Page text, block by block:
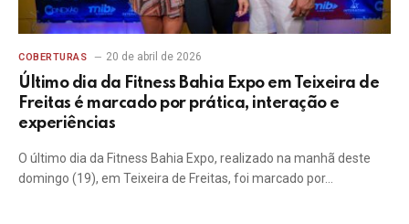
COBERTURAS 20 de abril de 2026
Último dia da Fitness Bahia Expo em Teixeira de
Freitas é marcado por prática, interação e
experiências
O último dia da Fitness Bahia Expo, realizado na manhã deste
domingo (19), em Teixeira de Freitas, foi marcado por…